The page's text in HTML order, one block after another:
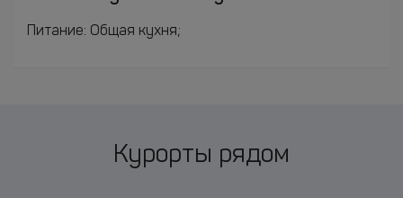
Питание: Общая кухня;
Курорты рядом